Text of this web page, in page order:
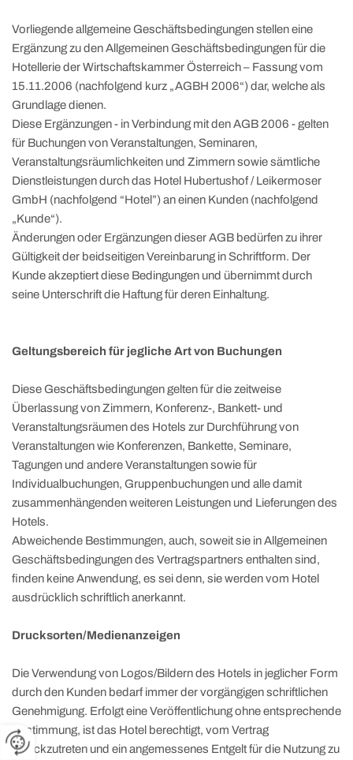
Vorliegende allgemeine Geschäftsbedingungen stellen eine
Ergänzung zu den Allgemeinen Geschäftsbedingungen für die
Hotellerie der Wirtschaftskammer Österreich – Fassung vom
15.11.2006 (nachfolgend kurz „AGBH 2006“) dar, welche als
Grundlage dienen.
Diese Ergänzungen - in Verbindung mit den AGB 2006 - gelten
für Buchungen von Veranstaltungen, Seminaren,
Veranstaltungsräumlichkeiten und Zimmern sowie sämtliche
Dienstleistungen durch das Hotel Hubertushof / Leikermoser
GmbH (nachfolgend “Hotel”) an einen Kunden (nachfolgend
„Kunde“).
Änderungen oder Ergänzungen dieser AGB bedürfen zu ihrer
Gültigkeit der beidseitigen Vereinbarung in Schriftform. Der
Kunde akzeptiert diese Bedingungen und übernimmt durch
seine Unterschrift die Haftung für deren Einhaltung.
Geltungsbereich für jegliche Art von Buchungen
Diese Geschäftsbedingungen gelten für die zeitweise
Überlassung von Zimmern, Konferenz-, Bankett- und
Veranstaltungsräumen des Hotels zur Durchführung von
Veranstaltungen wie Konferenzen, Bankette, Seminare,
Tagungen und andere Veranstaltungen sowie für
Individualbuchungen, Gruppenbuchungen und alle damit
zusammenhängenden weiteren Leistungen und Lieferungen des
Hotels.
Abweichende Bestimmungen, auch, soweit sie in Allgemeinen
Geschäftsbedingungen des Vertragspartners enthalten sind,
finden keine Anwendung, es sei denn, sie werden vom Hotel
ausdrücklich schriftlich anerkannt.
Drucksorten/Medienanzeigen
Die Verwendung von Logos/Bildern des Hotels in jeglicher Form
durch den Kunden bedarf immer der vorgängigen schriftlichen
Genehmigung. Erfolgt eine Veröffentlichung ohne entsprechende
Zustimmung, ist das Hotel berechtigt, vom Vertrag
zurückzutreten und ein angemessenes Entgelt für die Nutzung zu